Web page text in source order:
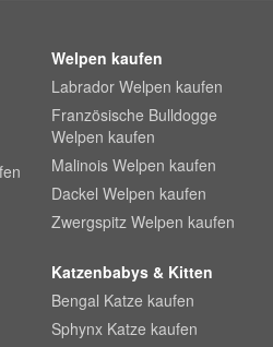
Welpen kaufen
Labrador Welpen kaufen
Französische Bulldogge
Welpen kaufen
Malinois Welpen kaufen
Dackel Welpen kaufen
Zwergspitz Welpen kaufen
Katzenbabys & Kitten
Bengal Katze kaufen
Sphynx Katze kaufen